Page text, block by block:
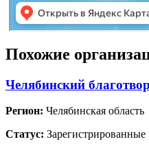
Похожие
Челябинский
Регион: Челябинская область
Статус: Зарегистрированные